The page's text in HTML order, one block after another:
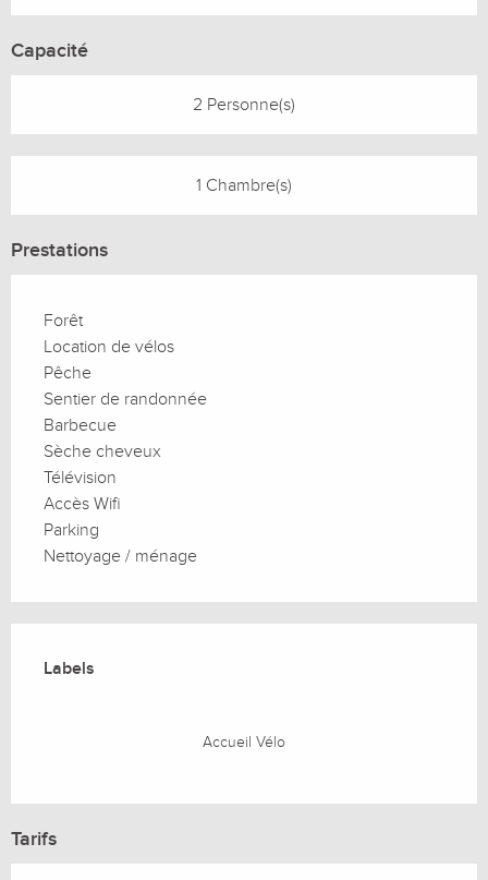
Capacité
2 Personne(s)
1 Chambre(s)
Prestations
Forêt
Location de vélos
Pêche
Sentier de randonnée
Barbecue
Sèche cheveux
Télévision
Accès Wifi
Parking
Nettoyage / ménage
Labels
Labels
Accueil Vélo
Tarifs